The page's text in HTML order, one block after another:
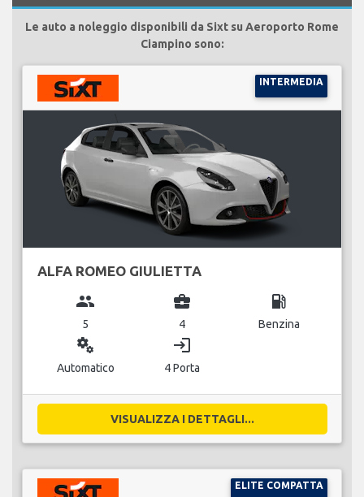
Le auto a noleggio disponibili da Sixt su Aeroporto Rome
Ciampino sono:
INTERMEDIA
ALFA ROMEO GIULIETTA
group
5
business_center
4
local_gas_station
Benzina
miscellaneous_services
Automatico
login
4 Porta
VISUALIZZA I DETTAGLI...
ELITE COMPATTA